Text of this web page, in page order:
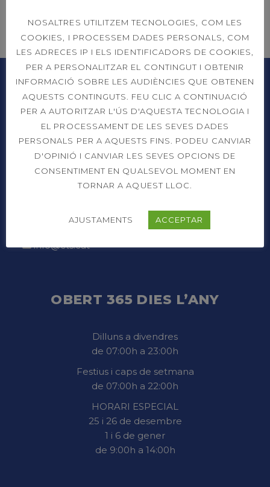
Prat de la Riba, 91
08206 Sabadell (Barcelona)
937 26 45 00
info@cts.cat
OBERT 365 DIES L’ANY
Dilluns a divendres
de 07:00h a 23:00h
Festius i caps de setmana
de 07:00h a 22:00h
HORARI ESPECIAL
25 i 26 de desembre
1 i 6 de gener
de 9:00h a 14:00h
NOSALTRES UTILITZEM TECNOLOGIES, COM LES
COOKIES, I PROCESSEM DADES PERSONALS, COM
LES ADRECES IP I ELS IDENTIFICADORS DE COOKIES,
PER A PERSONALITZAR EL CONTINGUT I OBTENIR
INFORMACIÓ SOBRE LES AUDIÈNCIES QUE OBTENEN
AQUESTS CONTINGUTS. FEU CLIC A CONTINUACIÓ
PER A AUTORITZAR L'ÚS D'AQUESTA TECNOLOGIA I
EL PROCESSAMENT DE LES SEVES DADES
PERSONALS PER A AQUESTS FINS. PODEU CANVIAR
D'OPINIÓ I CANVIAR LES SEVES OPCIONS DE
CONSENTIMENT EN QUALSEVOL MOMENT EN
TORNAR A AQUEST LLOC.
AJUSTAMENTS ACCEPTAR